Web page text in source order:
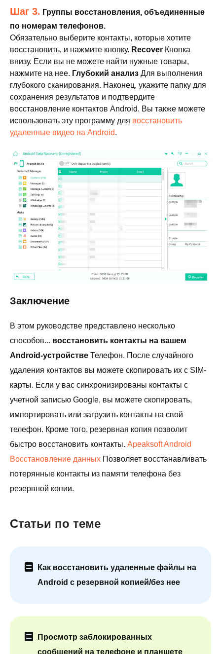
Шаг 3. Группы восстановления, объединенные
по номерам телефонов.
Обязательно выберите контакты, которые хотите
восстановить, и нажмите кнопку. Recover Кнопка
внизу. Если вы не можете найти нужные товары,
нажмите на нее. Глубокий анализ Для выполнения
глубокого сканирования. Наконец, укажите папку для
сохранения результатов и подтвердите
восстановление контактов Android. Вы также можете
использовать эту программу для восстановить
удаленные видео на Android.
Заключение
В этом руководстве представлено несколько
способов... восстановить контакты на вашем
Android-устройстве Телефон. После случайного
удаления контактов вы можете скопировать их с SIM-
карты. Если у вас синхронизированы контакты с
учетной записью Google, вы можете скопировать,
импортировать или загрузить контакты на свой
телефон. Кроме того, резервная копия позволит
быстро восстановить контакты. Apeaksoft Android
Восстановление данных Позволяет восстанавливать
потерянные контакты из памяти телефона без
резервной копии.
Статьи по теме
Как восстановить удаленные файлы на
Android с резервной копией/без нее
Просмотр заблокированных
сообщений на телефоне и планшете